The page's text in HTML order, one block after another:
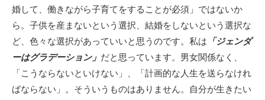
婚して、働きながら子育てをすることが必須」ではないか
ら。子供を産まないという選択、結婚をしないという選択な
ど、色々な選択があっていいと思うのです。私は 「ジェンダ
ーはグラデーション」 だと思っています。男女関係なく、
「こうならないといけない」、「計画的な人生を送らなけれ
ばならない」。そういうものはありません。自分が生きたい